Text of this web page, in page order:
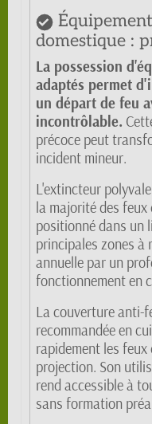
domestique :
La possession
adaptés permet
un départ de feu
incontrôlable.
précoce peut
incident mineur.
L'extincteur
la majorité des
positionné dans un
principales zones à
annuelle par un
fonctionnement en
La couverture anti-
recommandée en
rapidement les
projection. Son
rend accessible à
sans formation